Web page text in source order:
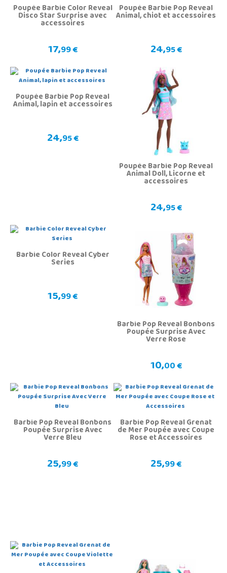
Poupée Barbie Color Reveal
Disco Star Surprise avec
accessoires
17,99 €
Poupée Barbie Pop Reveal
Animal, chiot et accessoires
24,95 €
Poupée Barbie Pop Reveal
Animal, lapin et accessoires
24,95 €
Poupée Barbie Pop Reveal
Animal Doll, Licorne et
accessoires
24,95 €
Barbie Color Reveal Cyber
Series
15,99 €
Barbie Pop Reveal Bonbons
Poupée Surprise Avec
Verre Rose
10,00 €
Barbie Pop Reveal Bonbons
Poupée Surprise Avec
Verre Bleu
25,99 €
Barbie Pop Reveal Grenat
de Mer Poupée avec Coupe
Rose et Accessoires
25,99 €